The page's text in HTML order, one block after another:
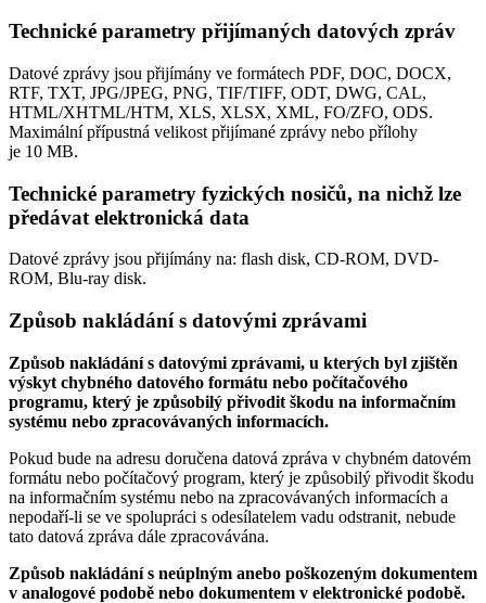
Technické parametry přijímaných datových zpráv
Datové zprávy jsou přijímány ve formátech PDF, DOC, DOCX,
RTF, TXT, JPG/JPEG, PNG, TIF/TIFF, ODT, DWG, CAL,
HTML/XHTML/HTM, XLS, XLSX, XML, FO/ZFO, ODS.
Maximální přípustná velikost přijímané zprávy nebo přílohy
je 10 MB.
Technické parametry fyzických nosičů, na nichž lze
předávat elektronická data
Datové zprávy jsou přijímány na: flash disk, CD-ROM, DVD-
ROM, Blu-ray disk.
Způsob nakládání s datovými zprávami
Způsob nakládání s datovými zprávami, u kterých byl zjištěn
výskyt chybného datového formátu nebo počítačového
programu, který je způsobilý přivodit škodu na informačním
systému nebo zpracovávaných informacích.
Pokud bude na adresu doručena datová zpráva v chybném datovém
formátu nebo počítačový program, který je způsobilý přivodit škodu
na informačním systému nebo na zpracovávaných informacích a
nepodaří-li se ve spolupráci s odesílatelem vadu odstranit, nebude
tato datová zpráva dále zpracovávána.
Způsob nakládání s neúplným anebo poškozeným dokumentem
v analogové podobě nebo dokumentem v elektronické podobě.